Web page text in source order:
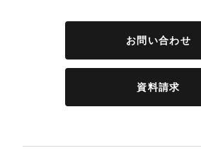
お問い合わせ
資料請求